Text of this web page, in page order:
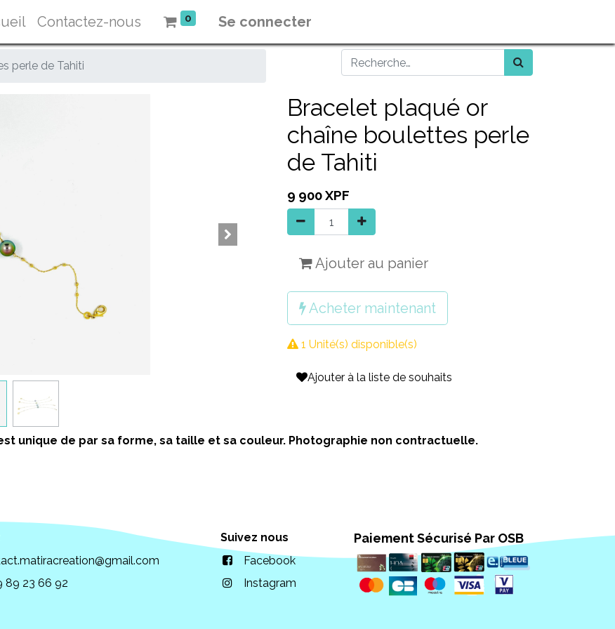
Contactez-nous 0 Se connecter
perle de Tahiti
Bracelet plaqué or
chaîne boulettes perle
de Tahiti
9 900XPF
Ajouter au panier
Acheter maintenant
1 Unité(s) disponible(s)
Ajouter à la liste de souhaits
unique de par sa forme, sa taille et sa couleur. Photographie non contractuelle.
89 23 66 92
Suivez nous
Facebook
Instagram
Paiement Sécurisé Par OSB